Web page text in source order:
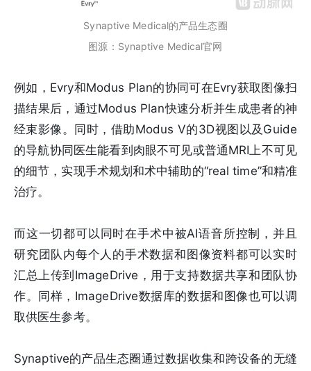
Synaptive Medical的产品生态圈
图源：Synaptive Medical官网
例如，Evry和Modus Plan的协同可在Evry获取图像扫
描结果后，通过Modus Plan快速分析并生成患者的神
经束影像。同时，借助Modus V的3D视图以及Guide
的导航协同医生能看到肉眼不可见或普通MRI上不可见
的细节，实现手术规划和术中辅助的“real time”和精准
治疗。
而这一切都可以同时在手术中被AI语音所控制，并且
研究团队内每个人的手术数据和图像资料都可以实时
汇总上传到ImageDrive，用于支持数据共享和团队协
作。同样，ImageDrive数据库的数据和图像也可以调
取供医生参考。
Synaptive的产品生态圈通过数据收集和跨设备的无缝